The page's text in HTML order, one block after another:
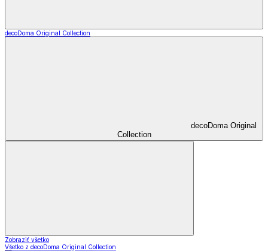
decoDoma Original Collection
decoDoma Original
Collection
Zobraziť všetko
Všetko z decoDoma Original Collection